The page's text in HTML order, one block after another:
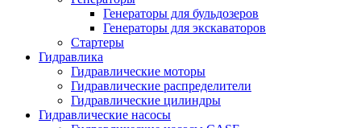
Генераторы для бульдозеров
Генераторы для экскаваторов
Стартеры
Гидравлика
Гидравлические моторы
Гидравлические распределители
Гидравлические цилиндры
Гидравлические насосы